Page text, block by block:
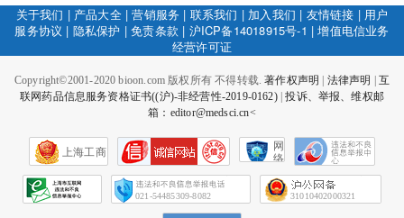
关于我们 | 产品大全|营销服务 | 联系我们 | 加入我们 | 友情链接 | 用户
服务协议 | 隐私保护 |免责条款 | 沪ICP备14018915号-1 |增值电信业务
经营许可证
Copyright©2001-2020 bioon.com 版权所有 不得转载.著作权声明 法律声明
互
联网药品信息服务资格证书((沪)-非经营性-2019-0162)|投诉、举报、维权邮
箱：editor@medsci.cn<
上海工商
网
络
会
征
021-54485309-8082 31010402000321